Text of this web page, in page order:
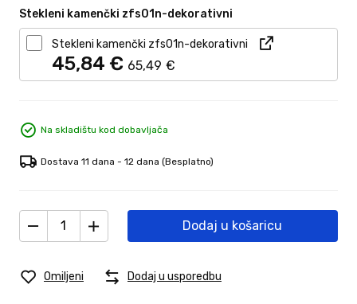
Stekleni kamenčki zfs01n-dekorativni
Stekleni kamenčki zfs01n-dekorativni
45,84 € 65,49 €
Na skladištu kod dobavljača
Dostava 11 dana - 12 dana (Besplatno)
Dodaj u košaricu
Omiljeni Dodaj u usporedbu